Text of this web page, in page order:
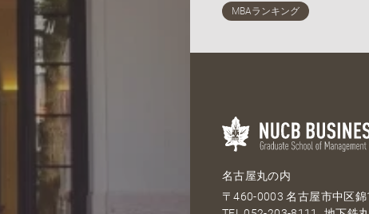
名古屋丸の内
〒460-0003 名古屋市中区